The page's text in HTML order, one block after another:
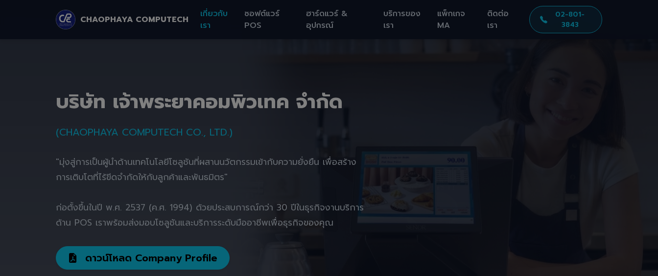
CHAOPHAYA COMPUTECH
เกี่ยวกับ
เรา
ซอฟต์แวร์
POS
ฮาร์ดแวร์ &
อุปกรณ์
บริการของ
เรา
แพ็กเกจ
MA
ติดต่อ
เรา
02-801-
3843
บริษัท เจ้าพระยาคอมพิวเทค จำกัด
(CHAOPHAYA COMPUTECH CO., LTD.)
"มุ่งสู่การเป็นผู้นำด้านเทคโนโลยีโซลูชันที่ผสานนวัตกรรมเข้ากับความยั่งยืน เพื่อสร้าง
การเติบโตที่ไร้ขีดจำกัดให้กับลูกค้าและพันธมิตร"
ก่อตั้งขึ้นในปี พ.ศ. 2537 (ค.ศ. 1994) ด้วยประสบการณ์กว่า 30 ปีในธุรกิจงานบริการ
ด้าน POS เราพร้อมส่งมอบโซลูชันและบริการระดับมืออาชีพเพื่อธุรกิจของคุณ
ดาวน์โหลด Company Profile